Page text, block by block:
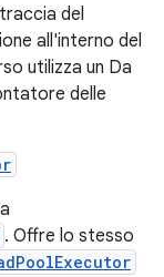
del
all'interno del
utilizza un Da
delle
. Offre lo stesso